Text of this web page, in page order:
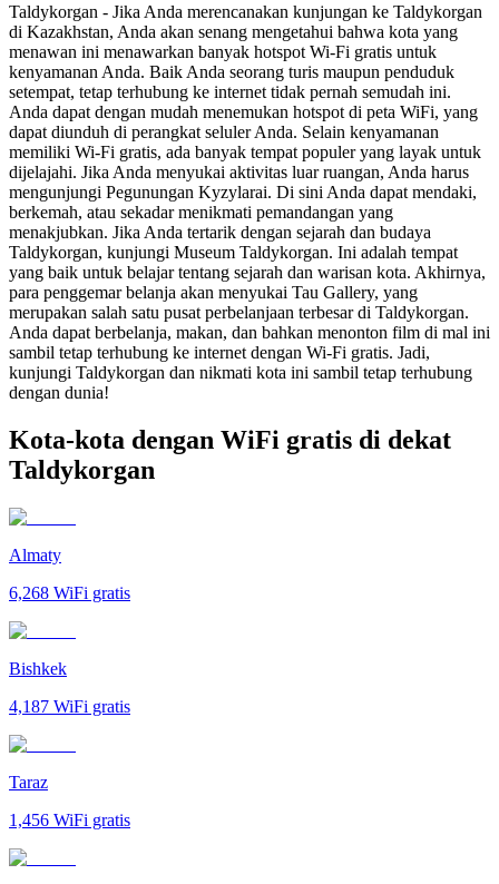
Taldykorgan - Jika Anda merencanakan kunjungan ke Taldykorgan
di Kazakhstan, Anda akan senang mengetahui bahwa kota yang
menawan ini menawarkan banyak hotspot Wi-Fi gratis untuk
kenyamanan Anda. Baik Anda seorang turis maupun penduduk
setempat, tetap terhubung ke internet tidak pernah semudah ini.
Anda dapat dengan mudah menemukan hotspot di peta WiFi, yang
dapat diunduh di perangkat seluler Anda. Selain kenyamanan
memiliki Wi-Fi gratis, ada banyak tempat populer yang layak untuk
dijelajahi. Jika Anda menyukai aktivitas luar ruangan, Anda harus
mengunjungi Pegunungan Kyzylarai. Di sini Anda dapat mendaki,
berkemah, atau sekadar menikmati pemandangan yang
menakjubkan. Jika Anda tertarik dengan sejarah dan budaya
Taldykorgan, kunjungi Museum Taldykorgan. Ini adalah tempat
yang baik untuk belajar tentang sejarah dan warisan kota. Akhirnya,
para penggemar belanja akan menyukai Tau Gallery, yang
merupakan salah satu pusat perbelanjaan terbesar di Taldykorgan.
Anda dapat berbelanja, makan, dan bahkan menonton film di mal ini
sambil tetap terhubung ke internet dengan Wi-Fi gratis. Jadi,
kunjungi Taldykorgan dan nikmati kota ini sambil tetap terhubung
dengan dunia!
Kota-kota dengan WiFi gratis di dekat
Taldykorgan
Almaty
6,268 WiFi gratis
Bishkek
4,187 WiFi gratis
Taraz
1,456 WiFi gratis